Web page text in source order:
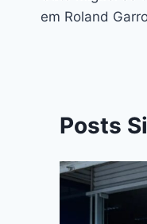
em Roland
Posts